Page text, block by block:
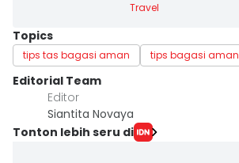
Travel
Topics
tips tas bagasi aman tips bagasi aman
Editorial Team
Editor
Siantita Novaya
Tonton lebih seru di